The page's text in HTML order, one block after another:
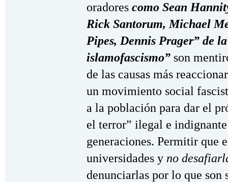
oradores como Sean
Rick Santorum, Michael
Pipes, Dennis Prager” de
islamofascismo” son
de las causas más
un movimiento social
a la población para dar el
el terror” ilegal e
generaciones. Permitir que
universidades y no
denunciarlas por lo que son